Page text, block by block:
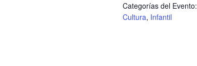
Categorías del Evento:
Cultura, Infantil